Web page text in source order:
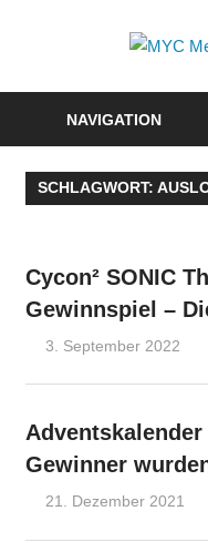
NAVIGATION
SCHLAGWORT:
Cycon² SONIC
Gewinnspiel –
3. September 2022
Gewinner
21. Dezember 2021